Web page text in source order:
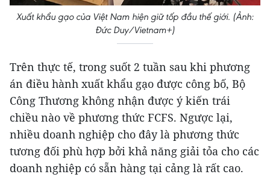
Xuất khẩu gạo của Việt Nam hiện giữ tốp đầu thế giới. (Ảnh:
Đức Duy/Vietnam+)
Trên thực tế, trong suốt 2 tuần sau khi phương
án điều hành xuất khẩu gạo được công bố, Bộ
Công Thương không nhận được ý kiến trái
chiều nào về phương thức FCFS. Ngược lại,
nhiều doanh nghiệp cho đây là phương thức
tương đối phù hợp bởi khả năng giải tỏa cho các
doanh nghiệp có sẵn hàng tại cảng là rất cao.